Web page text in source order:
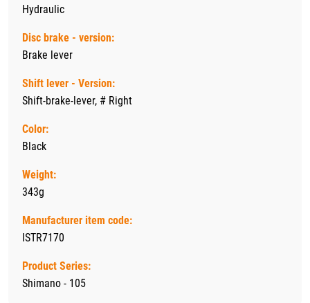
Hydraulic
Disc brake - version:
Brake lever
Shift lever - Version:
Shift-brake-lever, # Right
Color:
Black
Weight:
343g
Manufacturer item code:
ISTR7170
Product Series:
Shimano - 105